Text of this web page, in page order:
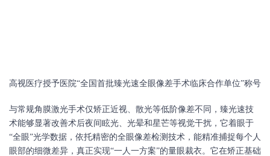
高视医疗授予医院“全国首批臻光速全眼像差手术临床合作单位”称号
与常规角膜激光手术仅矫正近视、散光等低阶像差不同，臻光速技
术能够显著改善术后夜间眩光、光晕和星芒等视觉干扰，它着眼于
“全眼”光学数据，依托精密的全眼像差检测技术，能精准捕捉每个人
眼部的细微差异，真正实现“一人一方案”的量眼裁衣。它在矫正基础